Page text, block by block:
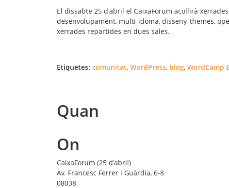
El dissabte 25 d'abril el CaixaForum acollirà
desenvolupament, multi-idoma, disseny, themes,
xerrades repartides en dues sales.
Etiquetes: comunitat, WordPress, blog, WordCamp
Quan
On
CaixaForum (25 d'abril)
Av. Francesc Ferrer i Guàrdia, 6-8
08038